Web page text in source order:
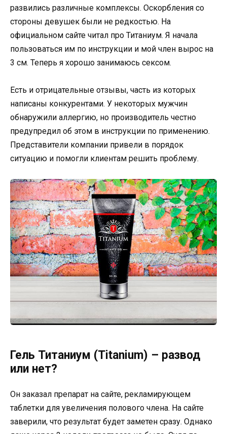
развились различные комплексы. Оскорбления со
стороны девушек были не редкостью. На
официальном сайте читал про Титаниум. Я начала
пользоваться им по инструкции и мой член вырос на
3 см. Теперь я хорошо занимаюсь сексом.
Есть и отрицательные отзывы, часть из которых
написаны конкурентами. У некоторых мужчин
обнаружили аллергию, но производитель честно
предупредил об этом в инструкции по применению.
Представители компании привели в порядок
ситуацию и помогли клиентам решить проблему.
Гель Титаниум (Titanium) – развод
или нет?
Он заказал препарат на сайте, рекламирующем
таблетки для увеличения полового члена. На сайте
заверили, что результат будет заметен сразу. Однако